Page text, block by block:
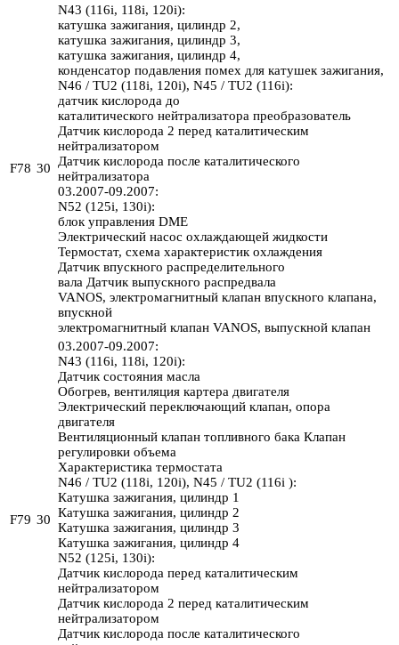
F78 30
N43 (116i, 118i, 120i):
катушка зажигания, цилиндр 2,
катушка зажигания, цилиндр 3,
катушка зажигания, цилиндр 4,
конденсатор подавления помех для катушек зажигания,
N46 / TU2 (118i, 120i), N45 / TU2 (116i):
датчик кислорода до
каталитического нейтрализатора преобразователь
Датчик кислорода 2 перед каталитическим
нейтрализатором
Датчик кислорода после каталитического
нейтрализатора
03.2007-09.2007:
N52 (125i, 130i):
блок управления DME
Электрический насос охлаждающей жидкости
Термостат, схема характеристик охлаждения
Датчик впускного распределительного
вала Датчик выпускного распредвала
VANOS, электромагнитный клапан впускного клапана,
впускной
электромагнитный клапан VANOS, выпускной клапан
F79 30
03.2007-09.2007:
N43 (116i, 118i, 120i):
Датчик состояния масла
Обогрев, вентиляция картера двигателя
Электрический переключающий клапан, опора
двигателя
Вентиляционный клапан топливного бака Клапан
регулировки объема
Характеристика термостата
N46 / TU2 (118i, 120i), N45 / TU2 (116i ):
Катушка зажигания, цилиндр 1
Катушка зажигания, цилиндр 2
Катушка зажигания, цилиндр 3
Катушка зажигания, цилиндр 4
N52 (125i, 130i):
Датчик кислорода перед каталитическим
нейтрализатором
Датчик кислорода 2 перед каталитическим
нейтрализатором
Датчик кислорода после каталитического